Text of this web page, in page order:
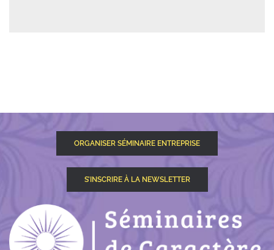
ORGANISER SÉMINAIRE ENTREPRISE
S’INSCRIRE À LA NEWSLETTER